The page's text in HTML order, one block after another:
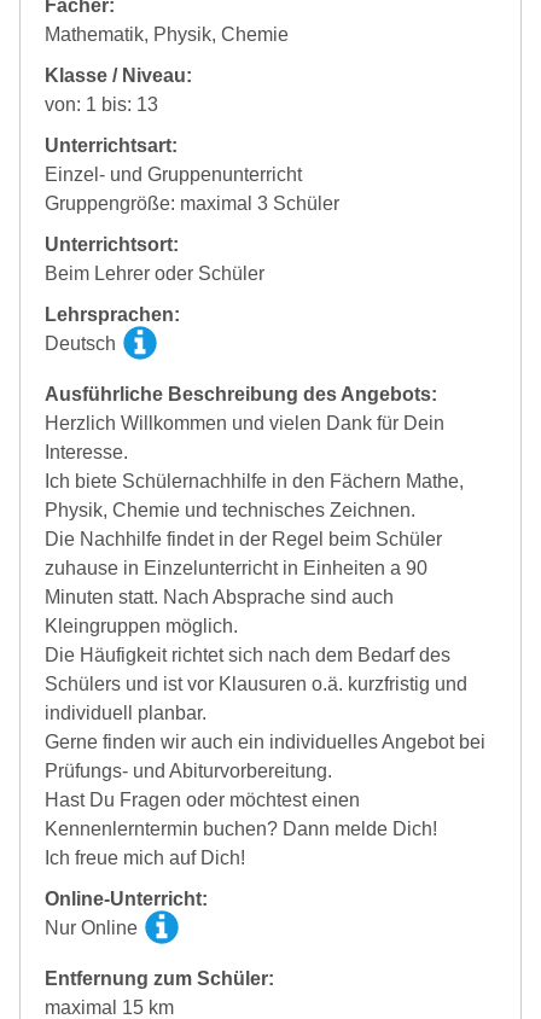
Fächer:
Mathematik, Physik, Chemie
Klasse / Niveau:
von: 1 bis: 13
Unterrichtsart:
Einzel- und Gruppenunterricht
Gruppengröße: maximal 3 Schüler
Unterrichtsort:
Beim Lehrer oder Schüler
Lehrsprachen:
Deutsch
Ausführliche Beschreibung des Angebots:
Herzlich Willkommen und vielen Dank für Dein
Interesse.
Ich biete Schülernachhilfe in den Fächern Mathe,
Physik, Chemie und technisches Zeichnen.
Die Nachhilfe findet in der Regel beim Schüler
zuhause in Einzelunterricht in Einheiten a 90
Minuten statt. Nach Absprache sind auch
Kleingruppen möglich.
Die Häufigkeit richtet sich nach dem Bedarf des
Schülers und ist vor Klausuren o.ä. kurzfristig und
individuell planbar.
Gerne finden wir auch ein individuelles Angebot bei
Prüfungs- und Abiturvorbereitung.
Hast Du Fragen oder möchtest einen
Kennenlerntermin buchen? Dann melde Dich!
Ich freue mich auf Dich!
Online-Unterricht:
Nur Online
Entfernung zum Schüler:
maximal 15 km